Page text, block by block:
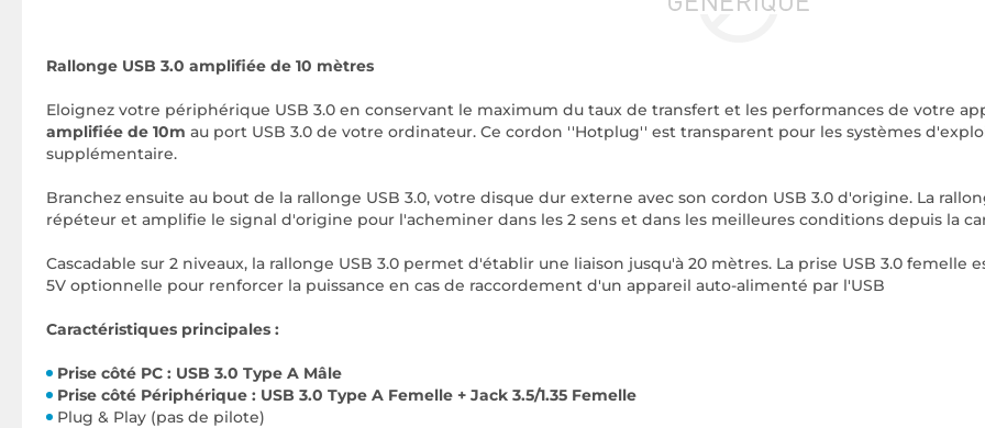
Rallonge USB 3.0 amplifiée de 10 mètres
Eloignez votre périphérique USB 3.0 en conservant le maximum du taux de transfert et les performances de votre
amplifiée de 10m au port USB 3.0 de votre ordinateur. Ce cordon ''Hotplug'' est transparent pour les systèmes
supplémentaire.
Branchez ensuite au bout de la rallonge USB 3.0, votre disque dur externe avec son cordon USB 3.0 d'origine. La
répéteur et amplifie le signal d'origine pour l'acheminer dans les 2 sens et dans les meilleures conditions depuis la
Cascadable sur 2 niveaux, la rallonge USB 3.0 permet d'établir une liaison jusqu'à 20 mètres. La prise USB 3.0 femelle
5V optionnelle pour renforcer la puissance en cas de raccordement d'un appareil auto-alimenté par l'USB
Caractéristiques principales :
Prise côté PC : USB 3.0 Type A Mâle
Prise côté Périphérique : USB 3.0 Type A Femelle + Jack 3.5/1.35 Femelle
Plug & Play (pas de pilote)